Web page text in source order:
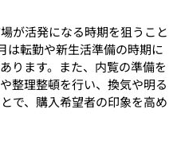
が活発になる時期を狙うこと
は転勤や新生活準備の時期に
ります。また、内覧の準備を
整理整頓を行い、換気や明る
で、購入希望者の印象を高め